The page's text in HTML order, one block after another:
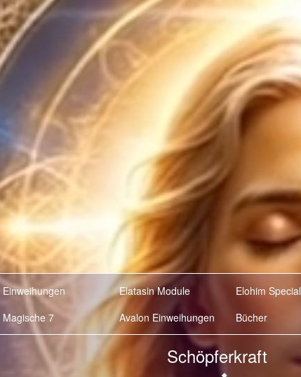
Einweihungen Elatasin Module Elohim Special
Magische 7 Avalon Einweihungen Bücher
Schöpferkraft